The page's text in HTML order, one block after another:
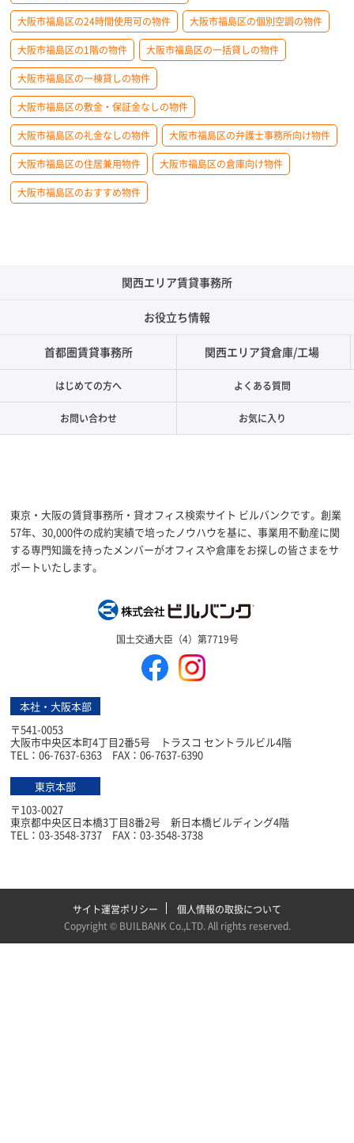
大阪市福島区の24時間使用可の物件 大阪市福島区の個別空調の物件
大阪市福島区の1階の物件 大阪市福島区の一括貸しの物件
大阪市福島区の一棟貸しの物件
大阪市福島区の敷金・保証金なしの物件
大阪市福島区の礼金なしの物件 大阪市福島区の弁護士事務所向け物件
大阪市福島区の住居兼用物件 大阪市福島区の倉庫向け物件
大阪市福島区のおすすめ物件
関西エリア賃貸事務所
お役立ち情報
首都圏賃貸事務所 関西エリア貸倉庫/工場
はじめての方へ よくある質問
お問い合わせ お気に入り
東京・大阪の賃貸事務所・貸オフィス検索サイト ビルバンクです。創業
57年、30,000件の成約実績で培ったノウハウを基に、事業用不動産に関
する専門知識を持ったメンバーがオフィスや倉庫をお探しの皆さまをサ
ポートいたします。
国土交通大臣（4）第7719号
本社・大阪本部
〒541-0053
大阪市中央区本町4丁目2番5号 トラスコ セントラルビル4階
TEL：06-7637-6363 FAX：06-7637-6390
東京本部
〒103-0027
東京都中央区日本橋3丁目8番2号 新日本橋ビルディング4階
TEL：03-3548-3737 FAX：03-3548-3738
サイト運営ポリシー
個人情報の取扱について
Copyright © BUILBANK Co.,LTD. All rights reserved.